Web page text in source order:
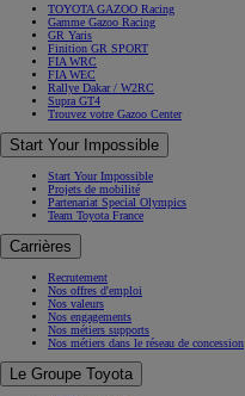
TOYOTA GAZOO Racing
Gamme Gazoo Racing
GR Yaris
Finition GR SPORT
FIA WRC
FIA WEC
Rallye Dakar / W2RC
Supra GT4
Trouvez votre Gazoo Center
Start Your Impossible
Start Your Impossible
Projets de mobilité
Partenariat Special Olympics
Team Toyota France
Carrières
Recrutement
Nos offres d'emploi
Nos valeurs
Nos engagements
Nos métiers supports
Nos métiers dans le réseau de concession
Le Groupe Toyota